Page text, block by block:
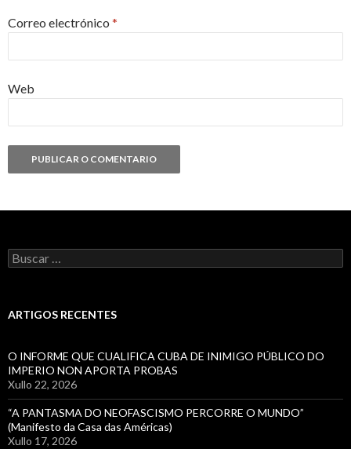
Correo electrónico *
Web
Buscar:
ARTIGOS RECENTES
O INFORME QUE CUALIFICA CUBA DE INIMIGO PÚBLICO DO
IMPERIO NON APORTA PROBAS
Xullo 22, 2026
“A PANTASMA DO NEOFASCISMO PERCORRE O MUNDO”
(Manifesto da Casa das Américas)
Xullo 17, 2026